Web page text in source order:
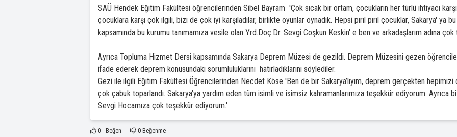
SAÜ Hendek Eğitim Fakültesi öğrencilerinden Sibel Bayram 'Çok sıcak bir ortam, çocukların her türlü ihtiyacı
çocuklara karşı çok ilgili, bizi de çok iyi karşıladılar, birlikte oyunlar oynadık. Hepsi pırıl pırıl çocuklar, Sakarya' ya
kapsamında bu kurumu tanımamıza vesile olan Yrd.Doç.Dr. Sevgi Coşkun Keskin' e ben ve arkadaşlarım adına
Ayrıca Topluma Hizmet Dersi kapsamında Sakarya Deprem Müzesi de gezildi. Deprem Müzesini gezen öğrenciler
ifade ederek deprem konusundaki sorumluluklarını hatırladıklarını söylediler.
Gezi ile ilgili Eğitim Fakültesi Öğrencilerinden Necdet Köse 'Ben de bir Sakarya’lıyım, deprem gerçekten hepimizi
çok çabuk toparlandı. Sakarya'ya yardım eden tüm isimli ve isimsiz kahramanlarımıza teşekkür ediyorum.
Sevgi Hocamıza çok teşekkür ediyorum.'
0- Beğen 0Beğenme